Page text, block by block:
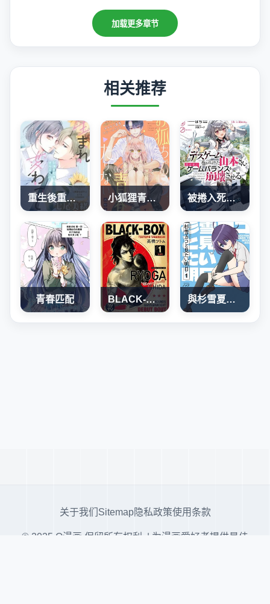
加载更多章节
相关推荐
重生後重新開始 小狐狸青春不足 被捲入死亡遊戲的山本小姐，正隨心所欲地摧毀遊戲平衡
青春匹配 BLACK-BOX 與杉雪夏子的明天
关于我们 Sitemap隐私政策使用条款
© 2025 Q漫画 保留所有权利. | 为漫画爱好者提供最佳